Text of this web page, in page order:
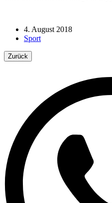
4. August 2018
Sport